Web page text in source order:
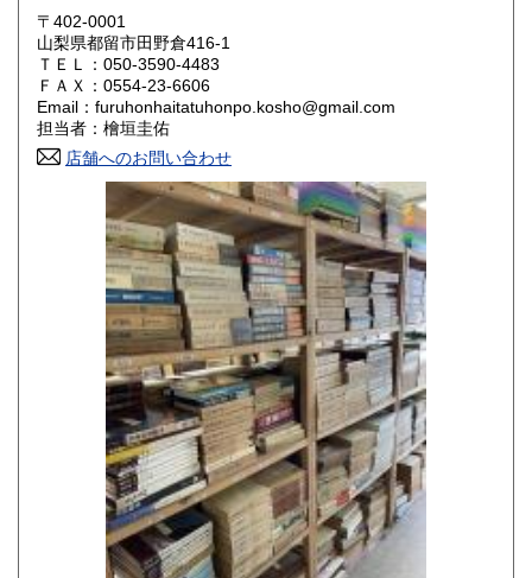
岡山県
山口県 800円
香川県 800円 愛媛県
高知県 800円
800円 長崎県
800円 大分県
800円 鹿児島県
1,500円
〒402-0001
山梨県都留市田野倉416-1
ＴＥＬ：050-3590-4483
ＦＡＸ：0554-23-6606
Email：furuhonhaitatuhonpo.kosho@gmail.com
担当者：檜垣圭佑
店舗へのお問い合わせ